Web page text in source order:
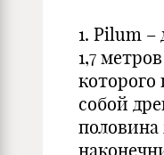
1. Pilum
1,7
которого
собой